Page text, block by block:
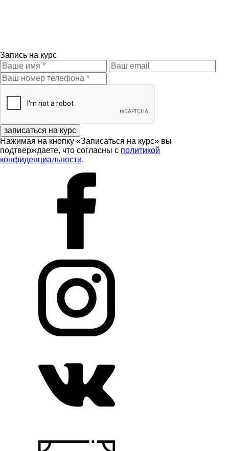
Запись на курс
записаться на курс
Нажимая на кнопку «Записаться на курс» вы
подтверждаете, что согласны с политикой
конфиденциальности.